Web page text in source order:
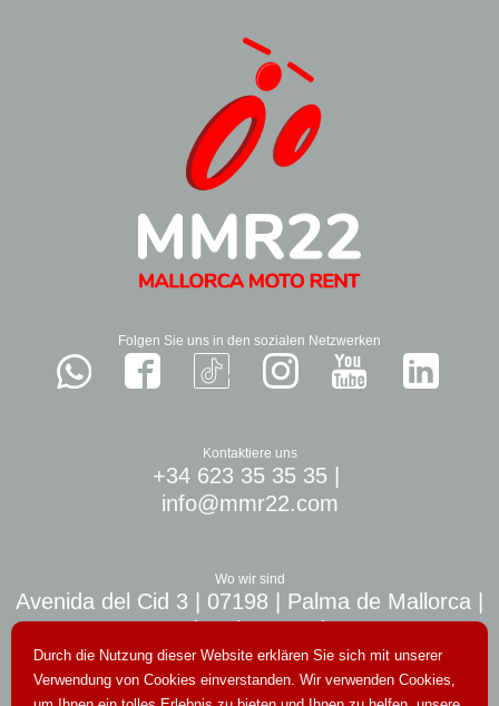
Folgen Sie uns in den sozialen Netzwerken
Kontaktiere uns
+34 623 35 35 35
info@mmr22.com
Wo wir sind
Avenida del Cid 3 | 07198 | Palma de Mallorca |
10 min. airport Palma
Durch die Nutzung dieser Website erklären Sie sich mit unserer
Verwendung von Cookies einverstanden. Wir verwenden Cookies,